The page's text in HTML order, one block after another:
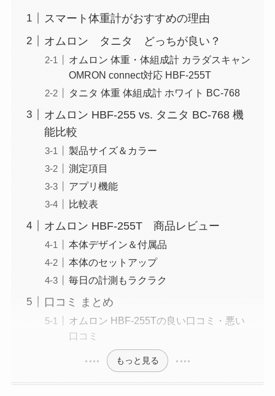
スマート体重計がおすすめの理由
オムロン タニタ どっちが良い？
オムロン 体重・体組成計 カラダスキャン
OMRON connect対応 HBF-255T
タニタ 体重 体組成計 ホワイト BC-768
オムロン HBF-255 vs. タニタ BC-768 機
能比較
製品サイズ＆カラー
測定項目
アプリ機能
比較表
オムロン HBF-255T 商品レビュー
本体デザイン＆付属品
本体のセットアップ
毎日の計測もラクラク
口コミ まとめ
オムロン HBF-255Tの良い口コミ・悪い
口コミ
もっと見る